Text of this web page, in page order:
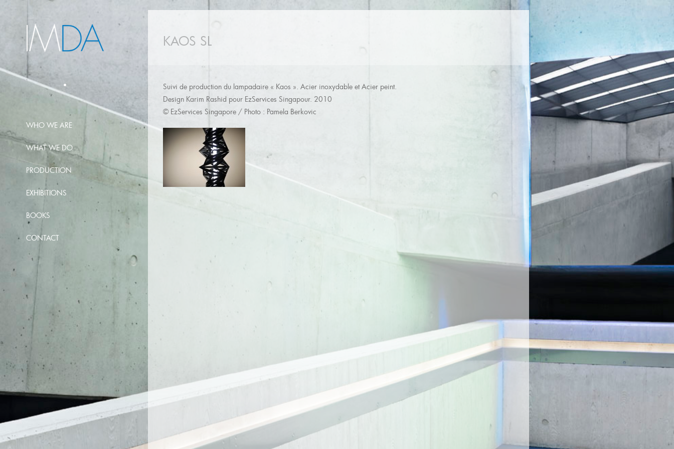
WHO WE ARE
WHAT WE DO
PRODUCTION
EXHIBITIONS
BOOKS
CONTACT
KAOS SL
Suivi de production du lampadaire « Kaos ». Acier inoxydable et Acier peint.
Design Karim Rashid pour EzServices Singapour. 2010
© EzServices Singapore / Photo : Pamela Berkovic